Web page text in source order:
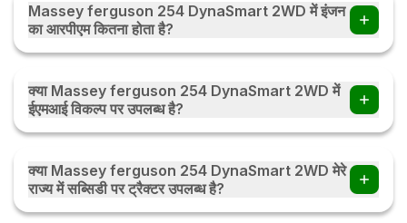
Massey ferguson 254 DynaSmart 2WD में इंजन
का आरपीएम कितना होता है?
Massey ferguson 254 DynaSmart 2WD में इंजन का NA होता हैं।
क्या Massey ferguson 254 DynaSmart 2WD में
ईएमआई विकल्प पर उपलब्ध है?
हाँ, आप Massey ferguson 254 DynaSmart 2WD ईएमआई विकल्प
पर ट्रैक्टर खरीद सकते हैं . आप मासिक / त्रैमासिक / या मौसमी ईएमआई पर
ईएमआई विकल्प की जाँच करें ईएमआई कैलकुलेटर
क्या Massey ferguson 254 DynaSmart 2WD मेरे
राज्य में सब्सिडी पर ट्रैक्टर उपलब्ध है?